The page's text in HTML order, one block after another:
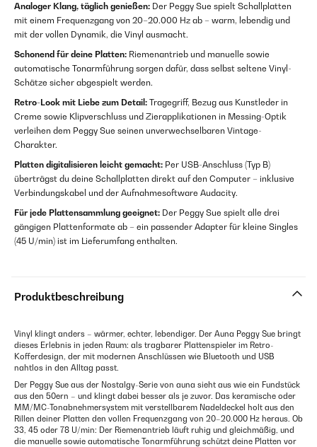
Analoger Klang, täglich genießen: Der Peggy Sue spielt Schallplatten
mit einem Frequenzgang von 20–20.000 Hz ab – warm, lebendig und
mit der vollen Dynamik, die Vinyl ausmacht.
Schonend für deine Platten: Riemenantrieb und manuelle sowie
automatische Tonarmführung sorgen dafür, dass selbst seltene Vinyl-
Schätze sicher abgespielt werden.
Retro-Look mit Liebe zum Detail: Tragegriff, Bezug aus Kunstleder in
Creme sowie Klipverschluss und Zierapplikationen in Messing-Optik
verleihen dem Peggy Sue seinen unverwechselbaren Vintage-
Charakter.
Platten digitalisieren leicht gemacht: Per USB-Anschluss (Typ B)
überträgst du deine Schallplatten direkt auf den Computer – inklusive
Verbindungskabel und der Aufnahmesoftware Audacity.
Für jede Plattensammlung geeignet: Der Peggy Sue spielt alle drei
gängigen Plattenformate ab – ein passender Adapter für kleine Singles
(45 U/min) ist im Lieferumfang enthalten.
Produktbeschreibung
Vinyl klingt anders – wärmer, echter, lebendiger. Der Auna Peggy Sue bringt
dieses Erlebnis in jeden Raum: als tragbarer Plattenspieler im Retro-
Kofferdesign, der mit modernen Anschlüssen wie Bluetooth und USB
nahtlos in den Alltag passt.
Der Peggy Sue aus der Nostalgy-Serie von auna sieht aus wie ein Fundstück
aus den 50ern – und klingt dabei besser als je zuvor. Das keramische oder
MM/MC-Tonabnehmersystem mit verstellbarem Nadeldeckel holt aus den
Rillen deiner Platten den vollen Frequenzgang von 20–20.000 Hz heraus. Ob
33, 45 oder 78 U/min: Der Riemenantrieb läuft ruhig und gleichmäßig, und
die manuelle sowie automatische Tonarmführung schützt deine Platten vor